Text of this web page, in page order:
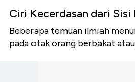
Ciri Kecerdasan dari Sisi
Beberapa temuan ilmiah
pada otak orang berbakat